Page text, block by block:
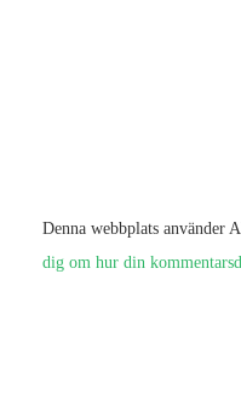
Denna webbplats använder
dig om hur din